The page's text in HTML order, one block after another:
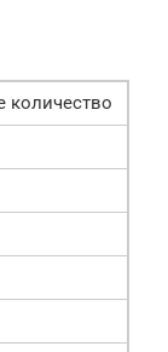
количество